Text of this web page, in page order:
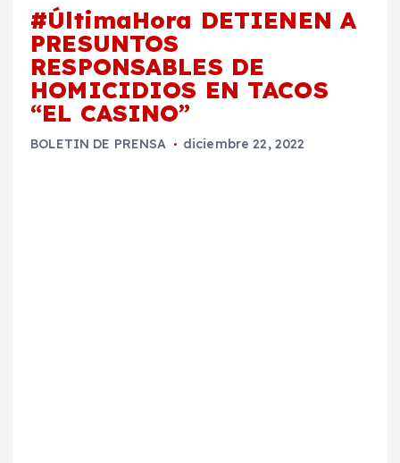
#ÚltimaHora DETIENEN A
PRESUNTOS
RESPONSABLES DE
HOMICIDIOS EN TACOS
“EL CASINO”
BOLETIN DE PRENSA diciembre 22, 2022